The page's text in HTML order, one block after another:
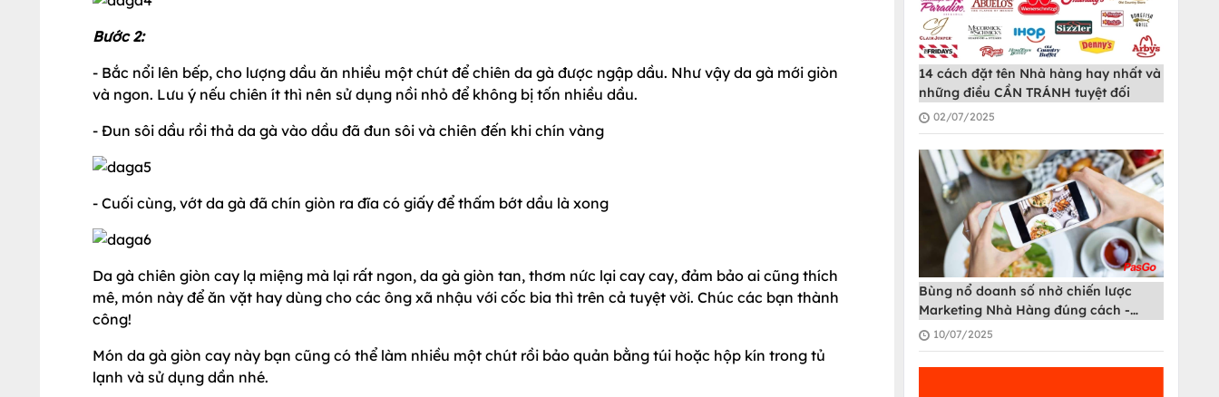
Bước 2:
- Bắc nổi lên bếp, cho lượng dầu ăn nhiều một chút để chiên da gà được ngập dầu. Như vậy da gà mới giòn
và ngon. Lưu ý nếu chiên ít thì nên sử dụng nồi nhỏ để không bị tốn nhiều dầu.
- Đun sôi dầu rồi thả da gà vào dầu đã đun sôi và chiên đến khi chín vàng
- Cuối cùng, vớt da gà đã chín giòn ra đĩa có giấy để thấm bớt dầu là xong
Da gà chiên giòn cay lạ miệng mà lại rất ngon, da gà giòn tan, thơm nức lại cay cay, đảm bảo ai cũng thích
mê, món này để ăn vặt hay dùng cho các ông xã nhậu với cốc bia thì trên cả tuyệt vời. Chúc các bạn thành
công!
Món da gà giòn cay này bạn cũng có thể làm nhiều một chút rồi bảo quản bằng túi hoặc hộp kín trong tủ
lạnh và sử dụng dần nhé.
14 cách đặt tên Nhà hàng hay nhất và
những điều CẦN TRÁNH tuyệt đối
02/07/2025
Bùng nổ doanh số nhờ chiến lược
Marketing Nhà Hàng đúng cách -
PasGo
10/07/2025